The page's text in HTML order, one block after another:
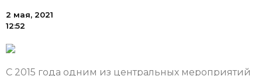
2 мая, 2021
12:52
С 2015 года одним из центральных мероприятий